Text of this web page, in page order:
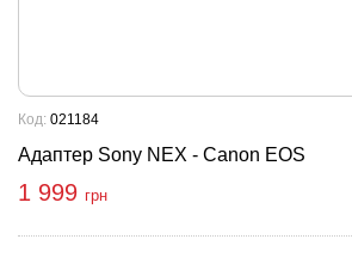
Адаптер Sony NEX - Canon EOS
Код: 021184
1 999 грн